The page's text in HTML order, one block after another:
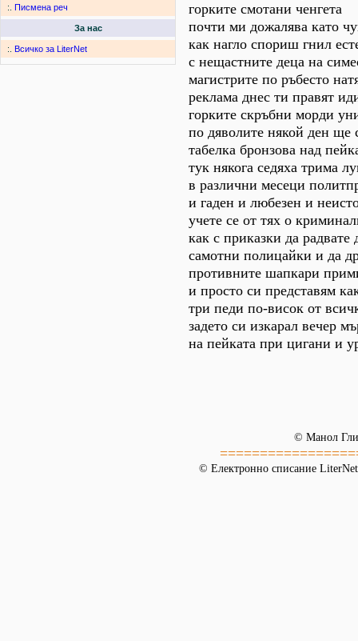
:. Писмена реч
За нас
:. Всичко за LiterNet
горките смотани ченгета
почти ми дожалява като
как нагло спориш гнил
с нещастните деца на
магистрите по ръбесто
реклама днес ти правят
горките скръбни морди
по дяволите някой ден ще
табелка бронзова над
тук някога седяха трима
в различни месеци
и гаден и любезен и
учете се от тях о
как с приказки да радвате
самотни полицайки и да
противните шапкари
и просто си представям
три педи по-висок от
задето си изкарал вечер
на пейката при цигани и
© Манол
© Електронно списание